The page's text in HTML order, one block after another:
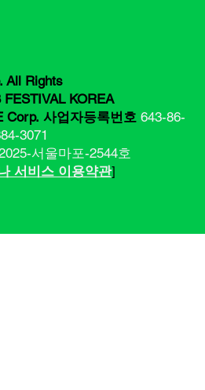
All Rights
KOREA
Corp. 사업자등록번호 643-86-
3071
서울마포-2544호
서비스 이용약관]